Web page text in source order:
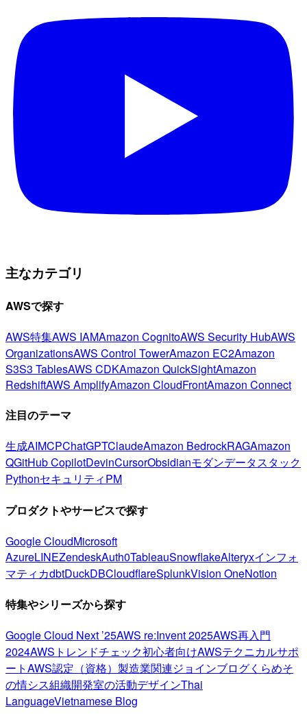
主なカテゴリ
AWSで探す
AWS特集AWS IAMAmazon CognitoAWS Security HubAWS
OrganizationsAWS Control TowerAmazon EC2Amazon
S3S3 TablesAWS CDKAmazon QuickSightAmazon
RedshiftAWS AmplifyAmazon CloudFrontAmazon Connect
注目のテーマ
生成AIMCPChatGPTClaudeAmazon BedrockRAGAmazon
QGitHub CopilotDevinCursorObsidianモダンデータスタック
PythonセキュリティPM
プロダクトやサービスで探す
Google CloudMicrosoft
AzureLINEZendeskAuth0TableauSnowflakeAlteryxインフォ
マティカdbtDuckDBCloudflareSplunkVision OneNotion
特集やシリーズから探す
Google Cloud Next ’25AWS re:Invent 2025AWS再入門
2024AWSトレンドチェック初心者向けAWSテクニカルサポ
ートAWS認定（資格） 製造業関連ジョインブログくらめそ
の情シス組織開発室の活動デザインThai
LanguageVietnamese Blog